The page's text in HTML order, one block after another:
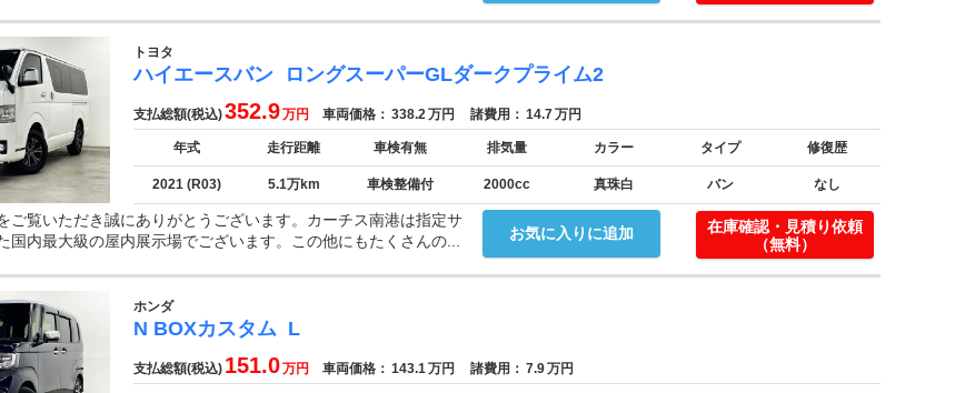
トヨタ
ハイエースバン ロングスーパーGLダークプライム2
支払総額(税込)352.9万円 車両価格： 338.2万円 諸費用： 14.7万円
年式 走行距離 車検有無 排気量 カラー タイプ 修復歴
2021 (R03) 5.1万km 車検整備付 2000cc 真珠白 バン なし
お気に入りに追加
ご覧いただき誠にありがとうございます。カーチス南港は指定サ
国内最大級の屋内展示場でございます。この他にもたくさんの...
在庫確認・見積り依頼
（無料）
ホンダ
N BOXカスタム L
支払総額(税込) 151.0万円 車両価格： 143.1万円 諸費用： 7.9万円